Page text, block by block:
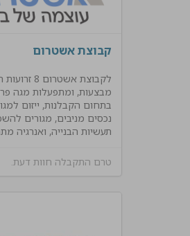
קבוצת אשטרום
לקבוצת אשטרום
מבצעות, ומתפעלות מגה
בתחום הקבלנות, ייזום
נכסים מניבים, מגורים
תעשיות הבנייה, ואנרגיה
טרם התקבלה חוות דעת.